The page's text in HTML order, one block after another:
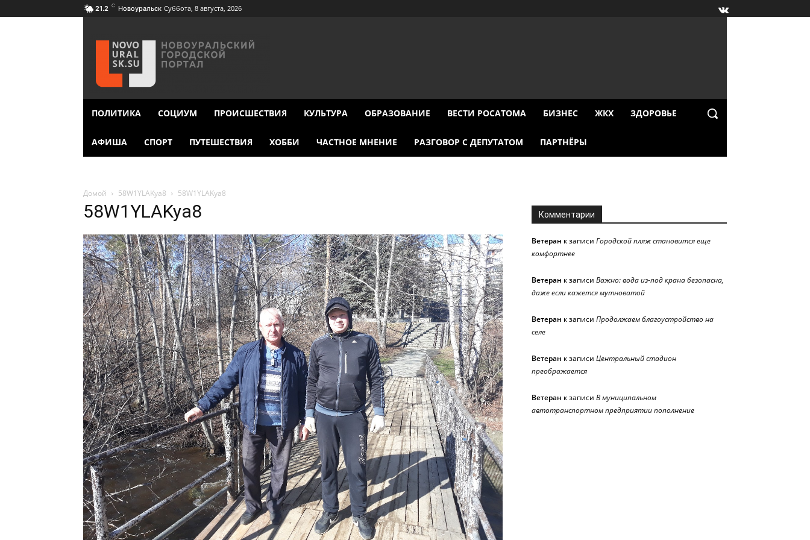
21.2 C Новоуральск Суббота, 8 августа, 2026
ПОЛИТИКА СОЦИУМ ПРОИСШЕСТВИЯ КУЛЬТУРА ОБРАЗОВАНИЕ ВЕСТИ РОСАТОМА БИЗНЕС ЖКХ ЗДОРОВЬЕ
АФИША СПОРТ ПУТЕШЕСТВИЯ ХОББИ ЧАСТНОЕ МНЕНИЕ РАЗГОВОР С ДЕПУТАТОМ ПАРТНЁРЫ
Домой 58W1YLAKya8 58W1YLAKya8
58W1YLAKya8 Комментарии
Ветеран к записи Городской пляж становится еще
комфортнее
Ветеран к записи Важно: вода из-под крана безопасна,
даже если кажется мутноватой
Ветеран к записи Продолжаем благоустройство на
селе
Ветеран к записи Центральный стадион
преображается
Ветеран к записи В муниципальном
автотранспортном предприятии пополнение